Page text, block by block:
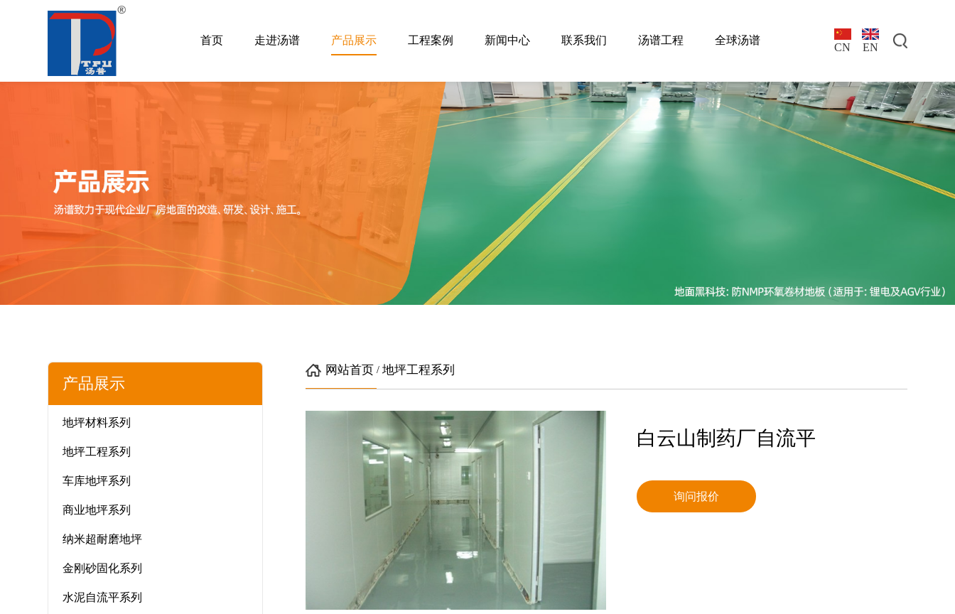
首页 走进汤谱 产品展示 工程案例 新闻中心 联系我们 汤谱工程 全球汤谱
CN EN
产品展示
地坪材料系列
地坪工程系列
车库地坪系列
商业地坪系列
纳米超耐磨地坪
金刚砂固化系列
水泥自流平系列
网站首页 /地坪工程系列
白云山制药厂自流平
询问报价